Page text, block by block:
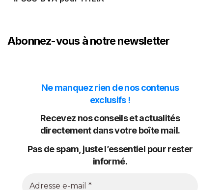
Abonnez-vous à notre newsletter
Ne manquez rien de nos contenus
exclusifs !
Recevez nos conseils et actualités
directement dans votre boîte mail.
Pas de spam, juste l’essentiel pour rester
informé.